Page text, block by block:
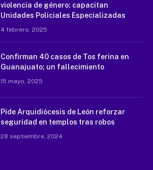
violencia de género: capacitan
Unidades Policiales Especializadas
4 febrero, 2025
Confirman 40 casos de Tos ferina en
Guanajuato; un fallecimiento
15 mayo, 2025
Pide Arquidiócesis de León reforzar
seguridad en templos tras robos
28 septiembre, 2024